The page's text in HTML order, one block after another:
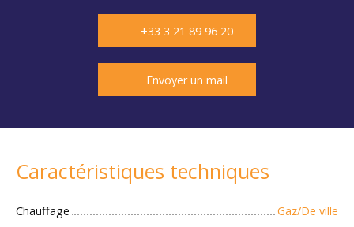
+33 3 21 89 96 20
Envoyer un mail
Caractéristiques techniques
Chauffage
Gaz/De ville